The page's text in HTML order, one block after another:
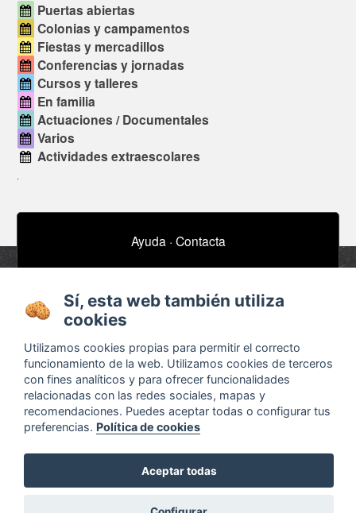
31 1
Puertas abiertas
Colonias y campamentos
Fiestas y mercadillos
Conferencias y jornadas
Cursos y talleres
En familia
Actuaciones / Documentales
Varios
Actividades extraescolares
Ayuda · Contacta
Suscríbete a nuestro boletín de noticias
email
Acerca de
Términos y
condiciones
Configurar cookies
Anuncios / Empleo
Timeline
Bibliografía
Sí, esta web también utiliza
cookies
Utilizamos cookies propias para permitir el correcto
funcionamiento de la web. Utilizamos cookies de terceros
con fines analíticos y para ofrecer funcionalidades
relacionadas con las redes sociales, mapas y
recomendaciones. Puedes aceptar todas o configurar tus
preferencias. Política de cookies
Aceptar todas